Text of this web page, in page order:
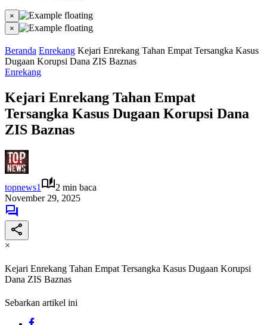
×
×
Beranda Enrekang Kejari Enrekang Tahan Empat Tersangka Kasus
Dugaan Korupsi Dana ZIS Baznas
Enrekang
Kejari Enrekang Tahan Empat
Tersangka Kasus Dugaan Korupsi Dana
ZIS Baznas
topnews1
2 min baca
November 29, 2025
×
Kejari Enrekang Tahan Empat Tersangka Kasus Dugaan Korupsi
Dana ZIS Baznas
Sebarkan artikel ini